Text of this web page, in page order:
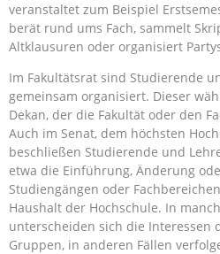
veranstaltet zum Beispiel
berät rund ums Fach, sammelt
Altklausuren oder organisiert
Im Fakultätsrat sind Studierende
gemeinsam organisiert. Dieser
Dekan, der die Fakultät oder den
Auch im Senat, dem höchsten
beschließen Studierende und
etwa die Einführung, Änderung
Studiengängen oder
Haushalt der Hochschule. In
unterscheiden sich die Interessen
Gruppen, in anderen Fällen